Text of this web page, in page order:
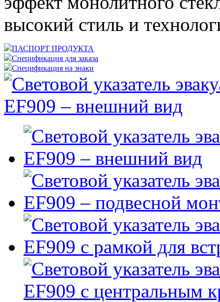
высокий стиль и
ПАСПОРТ ПРОДУКТА
Спецификация для заказа
Спецификация на знаки